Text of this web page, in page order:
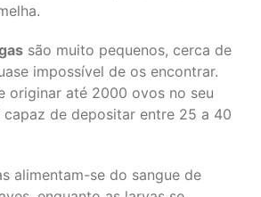
são muito pequenos, cerca de
impossível de os encontrar.
originar até 2000 ovos no seu
de depositar entre 25 a 40
alimentam-se do sangue de